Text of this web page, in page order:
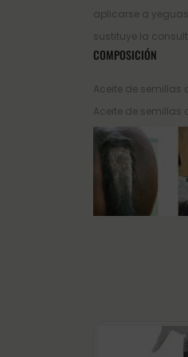
aplicarse a
sustituye la
COMPOSICIÓN
Aceite de semillas
Aceite de semillas